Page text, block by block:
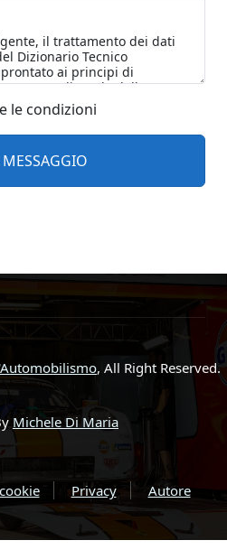
le condizioni
, All Right Reserved.
Michele Di Maria
Privacy Autore